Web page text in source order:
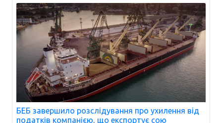
БЕБ завершило розслідування про ухилення від
податків компанією, що експортує сою